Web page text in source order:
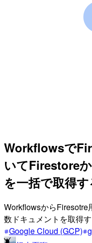
Workflowsで
いてFirestore
を一括で取得す
WorkflowsからFiresotre
数ドキュメントを取得
Google Cloud (GCP)